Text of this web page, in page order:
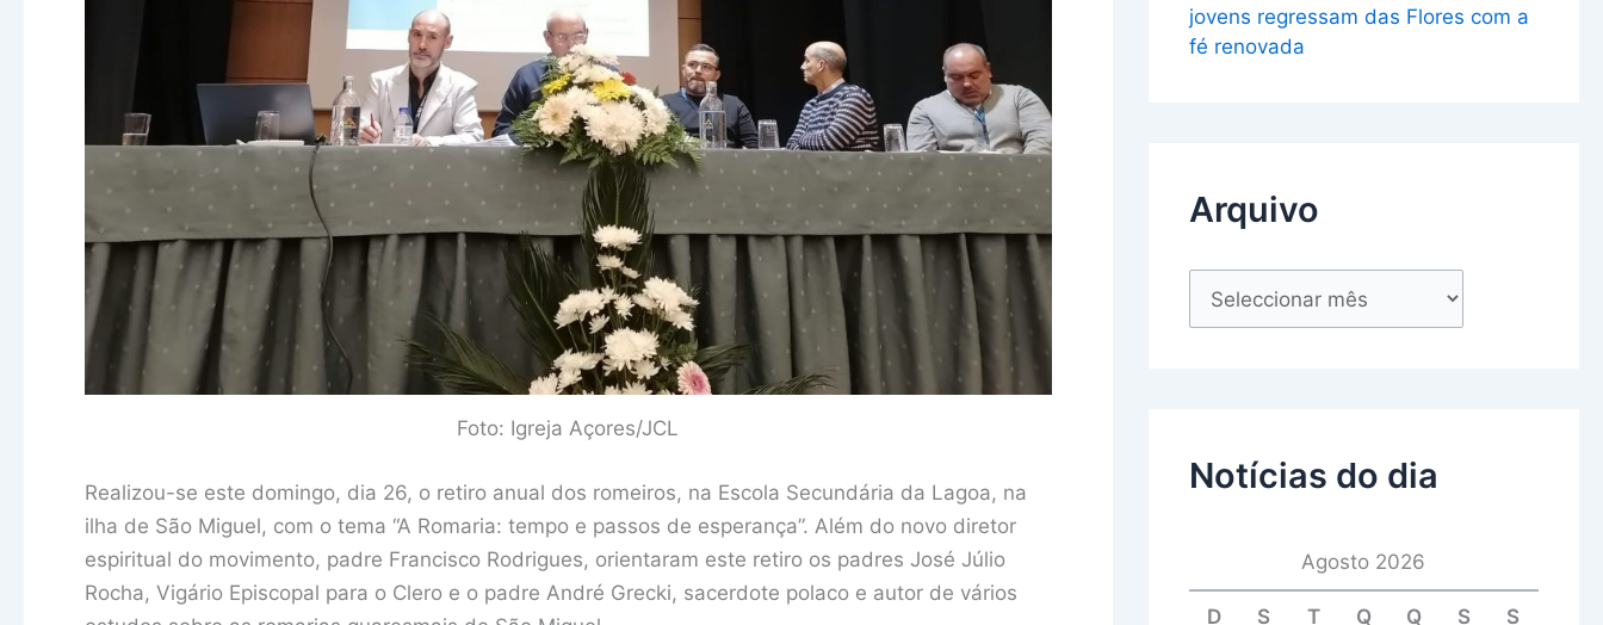
Foto: Igreja Açores/JCL
Realizou-se este domingo, dia 26, o retiro anual dos romeiros, na Escola Secundária da Lagoa, na
ilha de São Miguel, com o tema “A Romaria: tempo e passos de esperança”. Além do novo diretor
espiritual do movimento, padre Francisco Rodrigues, orientaram este retiro os padres José Júlio
Rocha, Vigário Episcopal para o Clero e o padre André Grecki, sacerdote polaco e autor de vários
jovens regressam das Flores com a
fé renovada
Arquivo
Notícias do dia
Agosto 2026
D S T Q Q S S